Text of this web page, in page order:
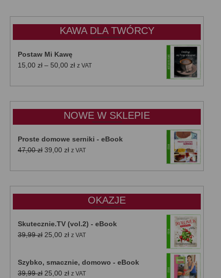
KAWA DLA TWÓRCY
Postaw Mi Kawę
15,00 zł – 50,00 złZakres
od
do
50,00 zł
z VAT
NOWE W SKLEPIE
Proste domowe serniki - eBook
47,00zł Pierwotna
wynosiła:
39,00 złAktualna
wynosi:
z VAT
OKAZJE
Skutecznie.TV (vol.2) - eBook
39,99zł Pierwotna
39,99 zł.
25,00 złAktualna
25,00 zł.
z VAT
Szybko, smacznie, domowo - eBook
39,99zł Pierwotna
25,00 złAktualna
z VAT